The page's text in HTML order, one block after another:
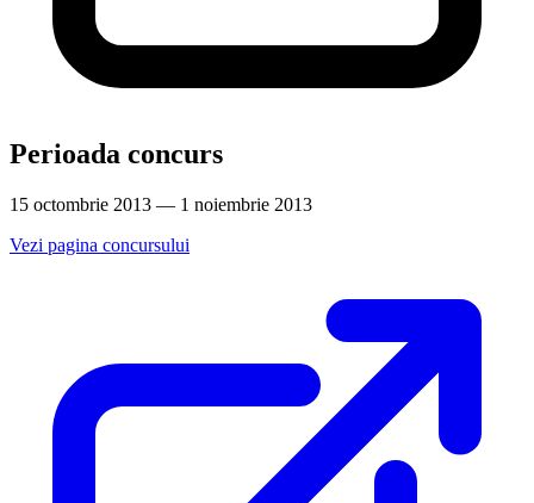
Perioada concurs
15 octombrie 2013 — 1 noiembrie 2013
Vezi pagina concursului